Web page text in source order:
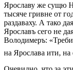
Ярославу же сущю
тысяче гривне от
раздаваху. А тако
Ярославъ сего не
Володимеръ:
на Ярослава ити, на